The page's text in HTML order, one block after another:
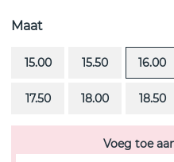
Maat
15.00 15.50 16.00
17.50 18.00 18.50
Voeg toe